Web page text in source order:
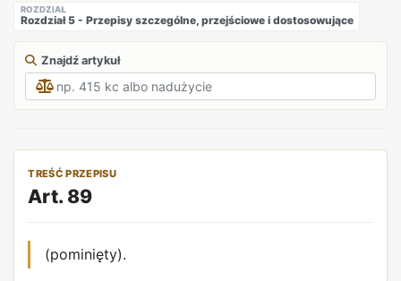
ROZDZIAŁ
Rozdział 5 - Przepisy szczególne, przejściowe i dostosowujące
Znajdź artykuł
TREŚĆ PRZEPISU
Art. 89
(pominięty).